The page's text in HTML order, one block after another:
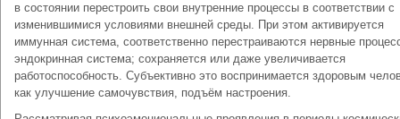
в состоянии перестроить свои внутренние процессы в соответствии с
изменившимися условиями внешней среды. При этом активируется
иммунная система, соответственно перестраиваются нервные
эндокринная система; сохраняется или даже увеличивается
работоспособность. Субъективно это воспринимается здоровым
как улучшение самочувствия, подъём настроения.